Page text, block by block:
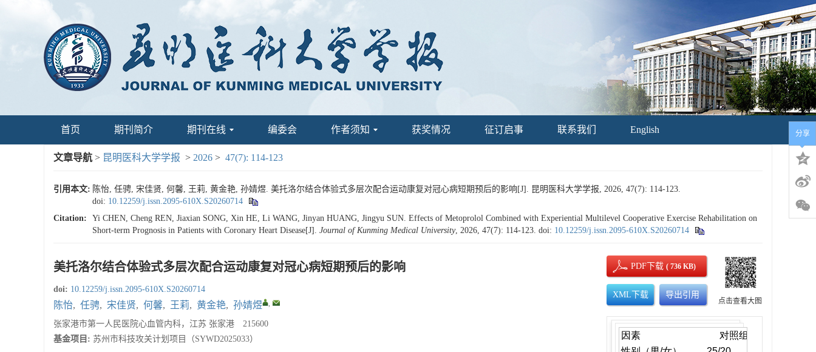
首页 期刊简介 期刊在线 编委会 作者须知 获奖情况 征订启事 联系我们 English
文章导航 > 昆明医科大学学报 > 2026 > 47(7): 114-123
引用本文: 陈怡, 任骋, 宋佳贤, 何馨, 王莉, 黄金艳, 孙婧煜. 美托洛尔结合体验式多层次配合运动康复对冠心病短期预后的影响[J]. 昆明医科大学学报, 2026, 47(7): 114-123.
doi: 10.12259/j.issn.2095-610X.S20260714
Citation:
Yi CHEN, Cheng REN, Jiaxian SONG, Xin HE, Li WANG, Jinyan HUANG, Jingyu SUN. Effects of Metoprolol Combined with Experiential Multilevel Cooperative Exercise Rehabilitation on
Short-term Prognosis in Patients with Coronary Heart Disease[J]. Journal of Kunming Medical University, 2026, 47(7): 114-123. doi: 10.12259/j.issn.2095-610X.S20260714
美托洛尔结合体验式多层次配合运动康复对冠心病短期预后的影响
doi: 10.12259/j.issn.2095-610X.S20260714
陈怡, 任骋, 宋佳贤, 何馨, 王莉, 黄金艳, 孙婧煜 ,
张家港市第一人民医院心血管内科，江苏 张家港 215600
基金项目: 苏州市科技攻关计划项目（SYWD2025033）
PDF下载( 736 KB)
XML下载 导出引用
点击查看大图
分享